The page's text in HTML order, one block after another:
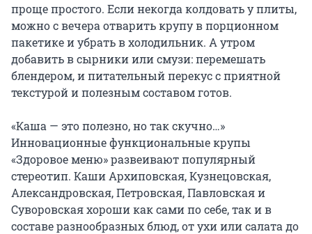
проще простого. Если некогда колдовать у плиты,
можно с вечера отварить крупу в порционном
пакетике и убрать в холодильник. А утром
добавить в сырники или смузи: перемешать
блендером, и питательный перекус с приятной
текстурой и полезным составом готов.
«Каша — это полезно, но так скучно…»
Инновационные функциональные крупы
«Здоровое меню» развеивают популярный
стереотип. Каши Архиповская, Кузнецовская,
Александровская, Петровская, Павловская и
Суворовская хороши как сами по себе, так и в
составе разнообразных блюд, от ухи или салата до